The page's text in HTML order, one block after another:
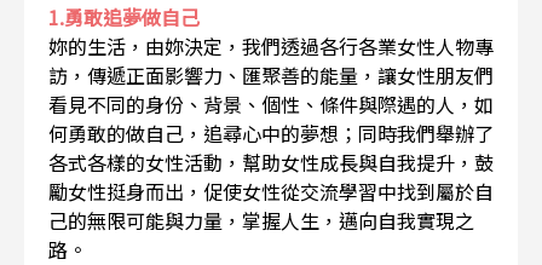
1.勇敢追夢做自己
妳的生活，由妳決定，我們透過各行各業女性人物專
訪，傳遞正面影響力、匯聚善的能量，讓女性朋友們
看見不同的身份、背景、個性、條件與際遇的人，如
何勇敢的做自己，追尋心中的夢想；同時我們舉辦了
各式各樣的女性活動，幫助女性成長與自我提升，鼓
勵女性挺身而出，促使女性從交流學習中找到屬於自
己的無限可能與力量，掌握人生，邁向自我實現之
路。